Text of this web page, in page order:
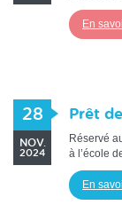
En
28
NOV.
2024
Prêt
Réservé
à l’école
En